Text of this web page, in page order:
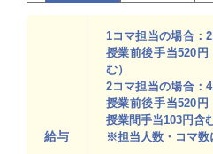
給与
1コマ担当の場合：
授業前後手当520
む）
2コマ担当の場合：
授業前後手当520円
授業間手当103円含む
※担当人数・コマ数